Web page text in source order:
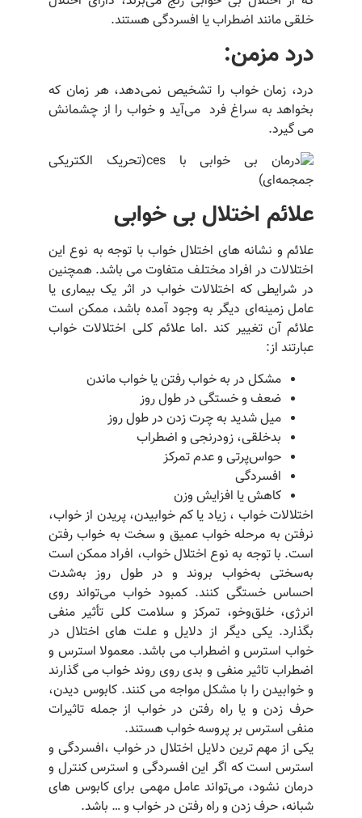
خلقی مانند اضطراب یا افسردگی هستند.
دردمزمن:
درد، زمان خواب را تشخیص نمی‌دهد، هر زمان که
بخواهد به سراغ فرد می‌آید و خواب را از چشمانش
می گیرد.
علائم اختلال بی خوابی
علائم و نشانه های اختلال خواب با توجه به نوع این
اختلالات در افراد مختلف متفاوت می باشد. همچنین
در شرایطی که اختلالات خواب در اثر یک بیماری یا
عامل زمینه‌ای دیگر به وجود آمده باشد، ممکن است
علائم آن تغییر کند .اما علائم کلی اختلالات خواب
عبارتند از:
مشکل در به خواب رفتن یا خواب ماندن
ضعف و خستگی در طول روز
میل شدید به چرت زدن در طول روز
بدخلقی، زودرنجی و اضطراب
حواس‌پرتی و عدم تمرکز
افسردگی
کاهش یا افزایش وزن
اختلالات خواب ، زیاد یا کم خوابیدن، پریدن از خواب،
نرفتن به مرحله خواب عمیق و سخت به خواب رفتن
است. با توجه به نوع اختلال خواب، افراد ممکن است
به‌سختی به‌خواب بروند و در طول روز به‌شدت
احساس خستگی کنند. کمبود خواب می‌تواند روی
انرژی، خلق‌وخو، تمرکز و سلامت کلی تأثیر منفی
بگذارد. یکی دیگر از دلایل و علت های اختلال در
خواب استرس و اضطراب می باشد. معمولا استرس و
اضطراب تاثیر منفی و بدی روی روند خواب می گذارند
و خوابیدن را با مشکل مواجه می کنند. کابوس دیدن،
حرف زدن و یا راه رفتن در خواب از جمله تاثیرات
منفی استرس بر پروسه خواب هستند.
یکی از مهم ترین دلایل اختلال در خواب ،افسردگی و
استرس است که اگر این افسردگی و استرس کنترل و
درمان نشود، می‌تواند عامل مهمی برای کابوس های
شبانه، حرف زدن و راه رفتن در خواب و … باشد.